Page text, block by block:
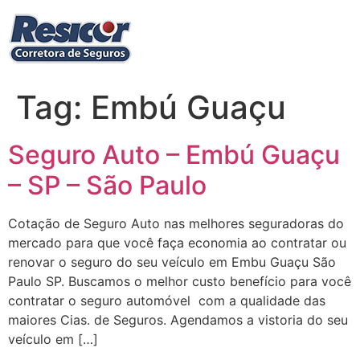
para
conteúdo
Tag: Embú Guaçu
Seguro Auto – Embú Guaçu
– SP – São Paulo
Cotação de Seguro Auto nas melhores seguradoras do
mercado para que você faça economia ao contratar ou
renovar o seguro do seu veículo em Embu Guaçu São
Paulo SP. Buscamos o melhor custo benefício para você
contratar o seguro automóvel com a qualidade das
maiores Cias. de Seguros. Agendamos a vistoria do seu
veículo em […]